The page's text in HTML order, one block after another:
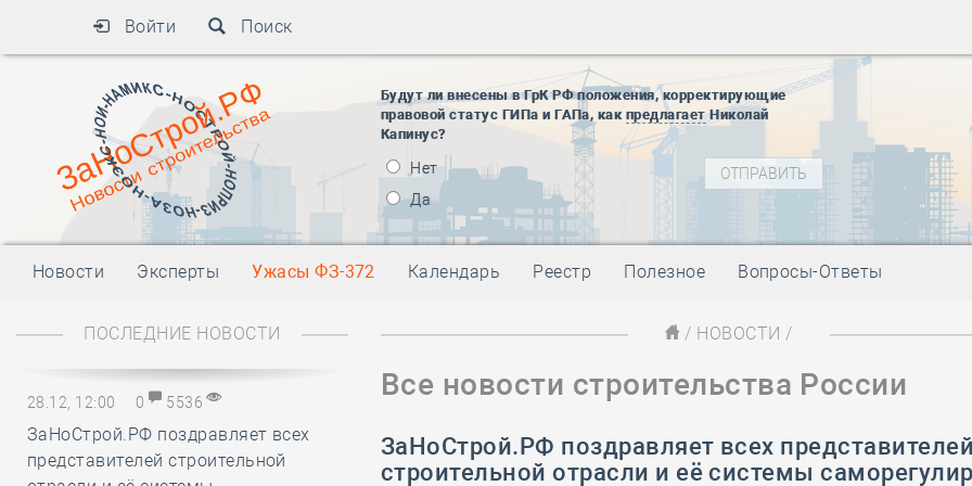
Войти Поиск
Будут ли внесены в ГрК РФ положения, корректирующие
правовой статус ГИПа и ГАПа, как предлагаетНиколай
Капинус?
Нет
Да
27 января
блокады
01 мая-
09 мая -
10 ноября
01 мая-
09 мая-
Новости Эксперты Ужасы ФЗ-372 Календарь Реестр Полезное Вопросы-Ответы
ПОСЛЕДНИЕ НОВОСТИ
28.12, 12:00 0 5536
ЗаНоСтрой.РФ поздравляет всех
представителей строительной
/ НОВОСТИ /
Все новости строительства России
ЗаНоСтрой.РФ поздравляет всех представителей
строительной отрасли и её системы